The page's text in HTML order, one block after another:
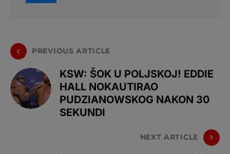
PREVIOUS ARTICLE
KSW: ŠOK U POLJSKOJ! EDDIE
HALL NOKAUTIRAO
PUDZIANOWSKOG NAKON 30
SEKUNDI
NEXT ARTICLE